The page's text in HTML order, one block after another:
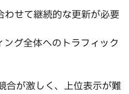
せて継続的な更新が必要
グ全体へのトラフィック
合が激しく、上位表示が難